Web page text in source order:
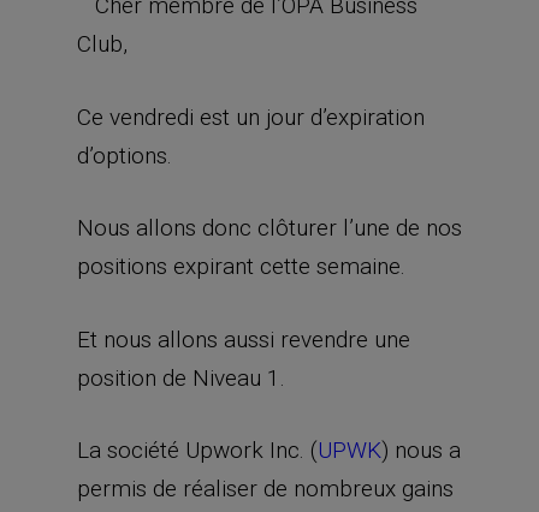
Club,
Ce vendredi est un jour d’expiration
d’options.
Nous allons donc clôturer l’une de nos
positions expirant cette semaine.
Et nous allons aussi revendre une
position de Niveau 1.
La société Upwork Inc. (UPWK) nous a
permis de réaliser de nombreux gains